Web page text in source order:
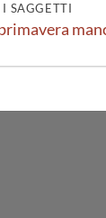
I SAGGETTI